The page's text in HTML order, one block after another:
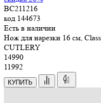
BC211216
код 144673
Есть в наличии
Нож для нарезки 16 см,
CUTLERY
14990
11992
КУПИТЬ